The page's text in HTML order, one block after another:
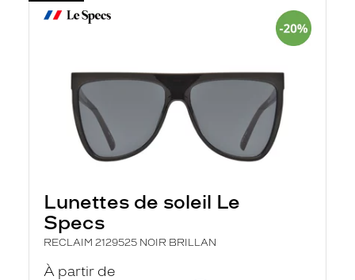
Lunettes de soleil Le
Specs
RECLAIM 2129525 NOIR BRILLAN
À partir de